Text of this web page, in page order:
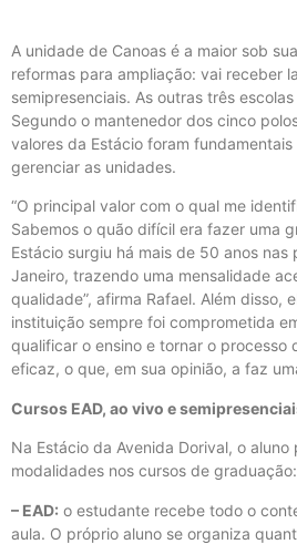
A unidade de Canoas é a maior sob
reformas para ampliação: vai receber
semipresenciais. As outras três
Segundo o mantenedor dos cinco
valores da Estácio foram
gerenciar as unidades.
“O principal valor com o qual me
Sabemos o quão difícil era fazer uma
Estácio surgiu há mais de 50 anos nas
Janeiro, trazendo uma mensalidade
qualidade”, afirma Rafael. Além disso,
instituição sempre foi comprometida
qualificar o ensino e tornar o processo
eficaz, o que, em sua opinião, a faz
Cursos EAD, ao vivo e
Na Estácio da Avenida Dorival, o
modalidades nos cursos de graduação:
– EAD: o estudante recebe todo o
aula. O próprio aluno se organiza